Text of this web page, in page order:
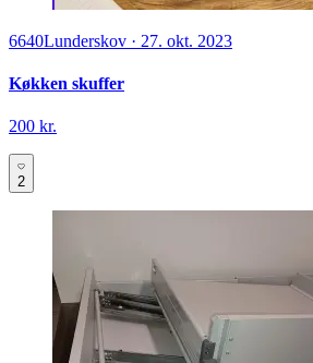
6640Lunderskov · 27. okt. 2023
Køkken skuffer
200 kr.
2